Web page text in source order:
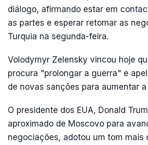
diálogo, afirmando estar em
as partes e esperar retomar as
Turquia na segunda-feira.
Volodymyr Zelensky vincou hoje
procura "prolongar a guerra" e
de novas sanções para aumentar a
O presidente dos EUA, Donald
aproximado de Moscovo para
negociações, adotou um tom mais